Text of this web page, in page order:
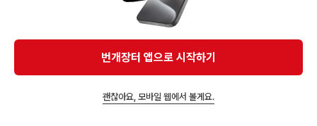
앱에서 구매하기
번개장터㈜는 통신판매중개자이며, 통신판매의 당사자가 아닙니다. 전자상거래 등에서의
소비자보호에 관한 법률 등 관련 법령 및 번개장터㈜의 약관에 따라 상품, 상품정보, 거래에 관한 책임은
개별 판매자에게 귀속하고, 번개장터㈜는 원칙적으로 회원간 거래에 대하여 책임을 지지 않습니다.
다만, 번개장터㈜가 직접 판매하는 상품에 대한 책임은 번개장터㈜에게 귀속합니다.
번개장터 앱으로 시작하기
괜찮아요, 모바일 웹에서 볼게요.